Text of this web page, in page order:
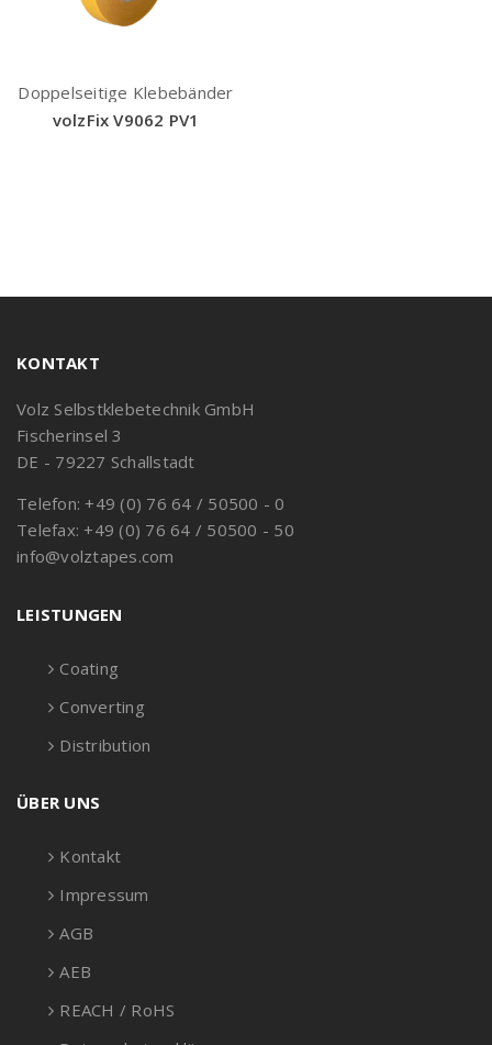
Doppelseitige Klebebänder
volzFix V9062 PV1
KONTAKT
Volz Selbstklebetechnik GmbH
Fischerinsel 3
DE - 79227 Schallstadt
Telefon: +49 (0) 76 64 / 50500 - 0
Telefax: +49 (0) 76 64 / 50500 - 50
info@volztapes.com
LEISTUNGEN
Coating
Converting
Distribution
ÜBER UNS
Kontakt
Impressum
AGB
AEB
REACH / RoHS